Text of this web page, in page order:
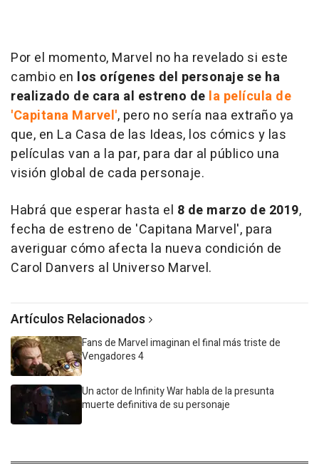
Por el momento, Marvel no ha revelado si este
cambio en los orígenes del personaje se ha
realizado de cara al estreno de la película de
'Capitana Marvel', pero no sería naa extraño ya
que, en La Casa de las Ideas, los cómics y las
películas van a la par, para dar al público una
visión global de cada personaje.
Habrá que esperar hasta el 8 de marzo de 2019,
fecha de estreno de 'Capitana Marvel', para
averiguar cómo afecta la nueva condición de
Carol Danvers al Universo Marvel.
Artículos Relacionados
Fans de Marvel imaginan el final más triste de
Vengadores 4
Un actor de Infinity War habla de la presunta
muerte definitiva de su personaje